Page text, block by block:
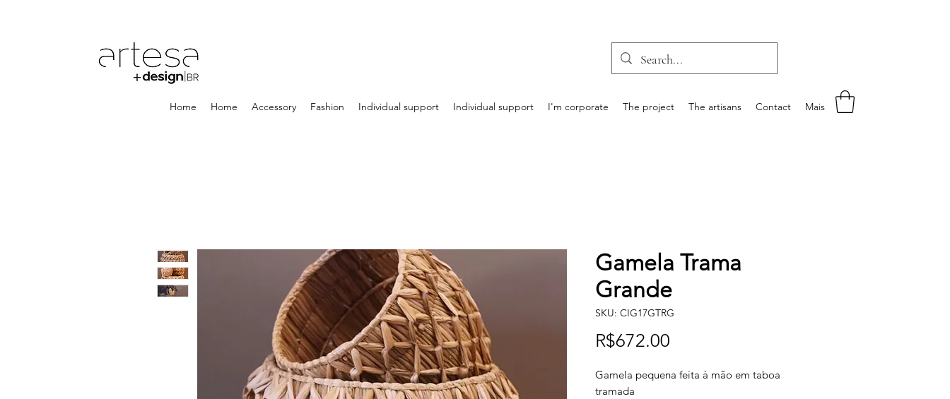
Home Home Accessory Fashion Individual support Individual support I'm corporate The project The artisans Contact Mais
Gamela Trama
Grande
SKU: CIG17GTRG
R$672.00
Gamela pequena feita à mão em taboa
tramada